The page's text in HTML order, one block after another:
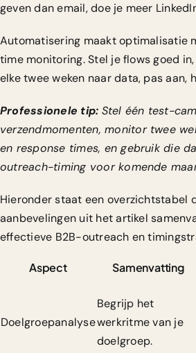
geven dan email, doe je meer
Automatisering maakt optimalisatie
time monitoring. Stel je flows goed
elke twee weken naar data, pas aan,
Professionele tip: Stel één test-
verzendmomenten, monitor twee
en response times, en gebruik die
outreach-timing voor komende
Hieronder staat een overzichtstabel
aanbevelingen uit het artikel
effectieve B2B-outreach en
Aspect Samenvatting
Doelgroepanalyse
Begrijp het
werkritme van je
doelgroep.